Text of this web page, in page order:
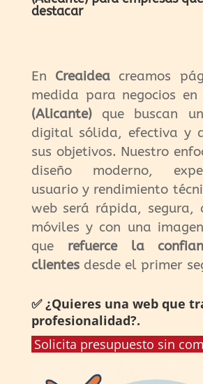
destacar
En Creaidea creamos
medida para negocios en
(Alicante)que buscan
digital sólida, efectiva y
sus objetivos. Nuestro
diseño moderno,
usuario y rendimiento
web será rápida, segura,
móviles y con una
que refuerce la
clientesdesde el primer
✅ ¿Quieres una web que
profesionalidad?.
Solicita presupuesto sin